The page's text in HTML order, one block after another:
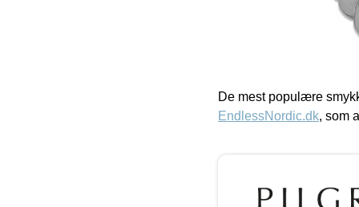
De mest populære
EndlessNordic.dk, som